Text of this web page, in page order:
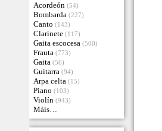
Acordeón (54)
Bombarda (227)
Canto (143)
Clarinete (117)
Gaita escocesa (500)
Frauta (773)
Gaita (56)
Guitarra (94)
Arpa celta (15)
Piano (103)
Violín (943)
Máis…